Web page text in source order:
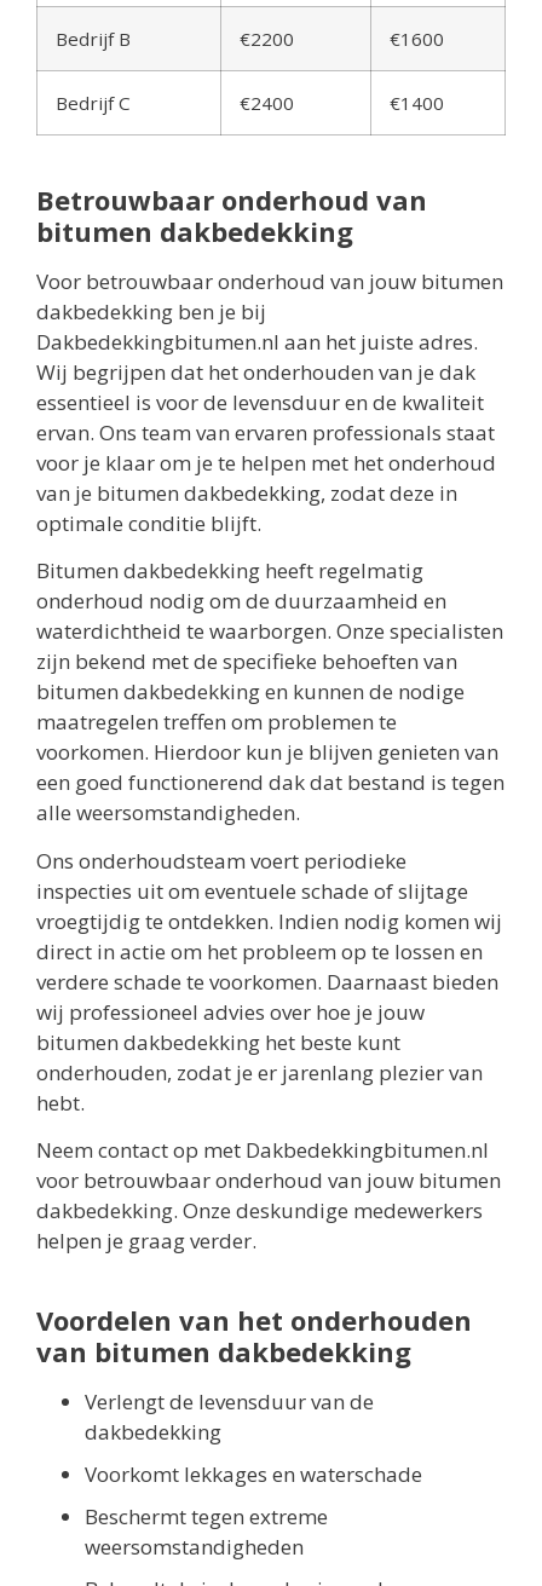
Bedrijf B €2200 €1600
Bedrijf C €2400 €1400
Betrouwbaar onderhoud van
bitumen dakbedekking
Voor betrouwbaar onderhoud van jouw bitumen
dakbedekking ben je bij
Dakbedekkingbitumen.nl aan het juiste adres.
Wij begrijpen dat het onderhouden van je dak
essentieel is voor de levensduur en de kwaliteit
ervan. Ons team van ervaren professionals staat
voor je klaar om je te helpen met het onderhoud
van je bitumen dakbedekking, zodat deze in
optimale conditie blijft.
Bitumen dakbedekking heeft regelmatig
onderhoud nodig om de duurzaamheid en
waterdichtheid te waarborgen. Onze specialisten
zijn bekend met de specifieke behoeften van
bitumen dakbedekking en kunnen de nodige
maatregelen treffen om problemen te
voorkomen. Hierdoor kun je blijven genieten van
een goed functionerend dak dat bestand is tegen
alle weersomstandigheden.
Ons onderhoudsteam voert periodieke
inspecties uit om eventuele schade of slijtage
vroegtijdig te ontdekken. Indien nodig komen wij
direct in actie om het probleem op te lossen en
verdere schade te voorkomen. Daarnaast bieden
wij professioneel advies over hoe je jouw
bitumen dakbedekking het beste kunt
onderhouden, zodat je er jarenlang plezier van
hebt.
Neem contact op met Dakbedekkingbitumen.nl
voor betrouwbaar onderhoud van jouw bitumen
dakbedekking. Onze deskundige medewerkers
helpen je graag verder.
Voordelen van het onderhouden
van bitumen dakbedekking
Verlengt de levensduur van de
dakbedekking
Voorkomt lekkages en waterschade
Beschermt tegen extreme
weersomstandigheden